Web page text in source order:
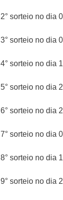
2° sorteio no dia
3° sorteio no dia
4° sorteio no dia
5° sorteio no dia
6° sorteio no dia
7° sorteio no dia
8° sorteio no dia
9° sorteio no dia